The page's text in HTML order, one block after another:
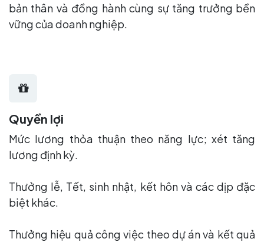
bản thân và đồng hành cùng sự tăng trưởng bền
vững của doanh nghiệp.
Quyền lợi
Mức lương thỏa thuận theo năng lực; xét tăng
lương định kỳ.
Thưởng lễ, Tết, sinh nhật, kết hôn và các dịp đặc
biệt khác.
Thưởng hiệu quả công việc theo dự án và kết quả